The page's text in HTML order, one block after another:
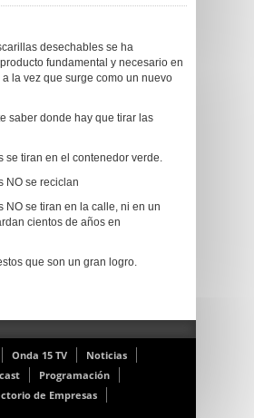
desechables se ha
fundamental y necesario en
la vez que surge como un nuevo
saber donde hay que tirar las
se tiran en el contenedor verde.
NO se reciclan
NO se tiran en la calle, ni en un
cientos de años en
que son un gran logro.
Onda 15 TV
Noticias
Programación
de Empresas